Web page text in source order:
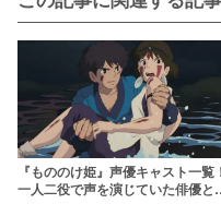
『もののけ姫』声優キャスト一覧！
一人二役で声を演じていた俳優と